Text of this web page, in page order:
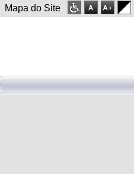
Mapa do Site